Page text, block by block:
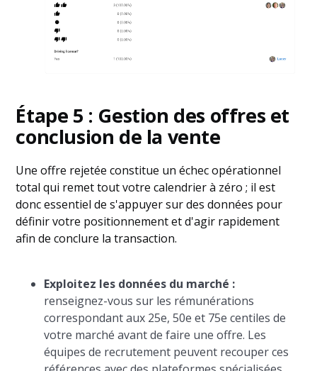
Étape 5 : Gestion des offres et
conclusion de la vente
Une offre rejetée constitue un échec opérationnel
total qui remet tout votre calendrier à zéro ; il est
donc essentiel de s'appuyer sur des données pour
définir votre positionnement et d'agir rapidement
afin de conclure la transaction.
Exploitez les données du marché :
renseignez-vous sur les rémunérations
correspondant aux 25e, 50e et 75e centiles de
votre marché avant de faire une offre. Les
équipes de recrutement peuvent recouper ces